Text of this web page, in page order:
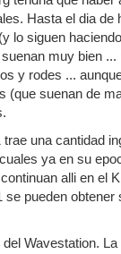
Hasta el dia de
lo siguen
muy bien
y rodes ...
(que suenan de
una cantidad
ya en su
alli en el
pueden obtener
Wavestation.